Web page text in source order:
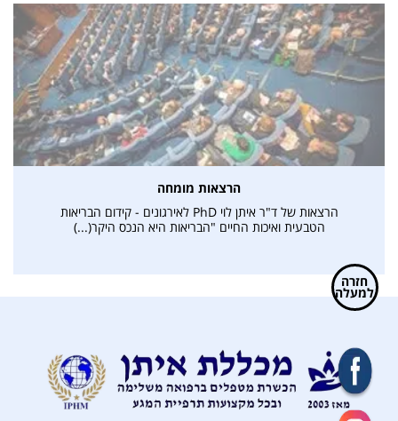
הרצאות מומחה
הרצאות של ד"ר איתן לוי PhD לאירגונים - קידום הבריאות
הטבעית ואיכות החיים "הבריאות היא הנכס היקר(...)
חזרה
למעלה